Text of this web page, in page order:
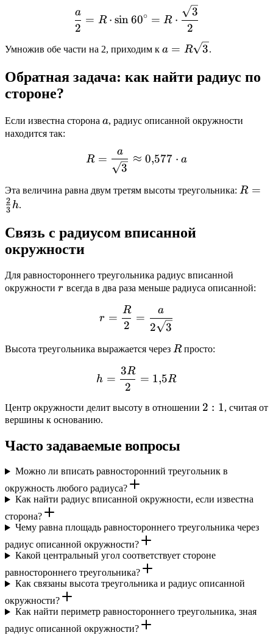
\frac{a}{2} = R \cdot
2
a
= R ⋅ sin60∘ = R ⋅
2
3
Умножив обе части на 2, приходим к a =
a = R 3.
Обратная задача: как найти радиус по
стороне?
Если известна сторона a
a, радиус описанной окружности
находится так:
R = \frac{a}{\sqrt{3}}
R =
3
a
≈ 0,577 ⋅ a
Эта величина равна двум третям высоты треугольника: R =
R =
3
2 h.
Связь с радиусом вписанной
окружности
Для равностороннего треугольника радиус вписанной
окружности r
r всегда в два раза меньше радиуса описанной:
r = \frac{R}{2} =
r =
2
R
=
2 3
a
Высота треугольника выражается через R
Rпросто:
h = \frac{3R}{2} =
h =
2
3R
= 1,5R
Центр окружности делит высоту в отношении 2:1
2 : 1, считая от
вершины к основанию.
Часто задаваемые вопросы
Можно ли вписать равносторонний треугольник в
окружность любого радиуса?
Как найти радиус вписанной окружности, если известна
сторона?
Чему равна площадь равностороннего треугольника через
радиус описанной окружности?
Какой центральный угол соответствует стороне
равностороннего треугольника?
Как связаны высота треугольника и радиус описанной
окружности?
Как найти периметр равностороннего треугольника, зная
радиус описанной окружности?